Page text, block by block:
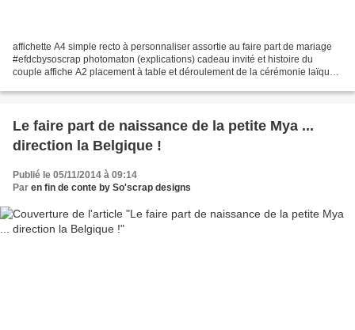
affichette A4 simple recto à personnaliser assortie au faire part de mariage
#efdcbysoscrap photomaton (explications) cadeau invité et histoire du
couple affiche A2 placement à table et déroulement de la cérémonie laïque
Le faire part de naissance de la petite Mya ...
direction la Belgique !
Publié le 05/11/2014 à 09:14
Par en fin de conte by So'scrap designs